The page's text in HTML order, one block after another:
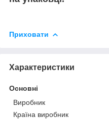
Приховати
Характеристики
Основні
Виробник
Країна виробник